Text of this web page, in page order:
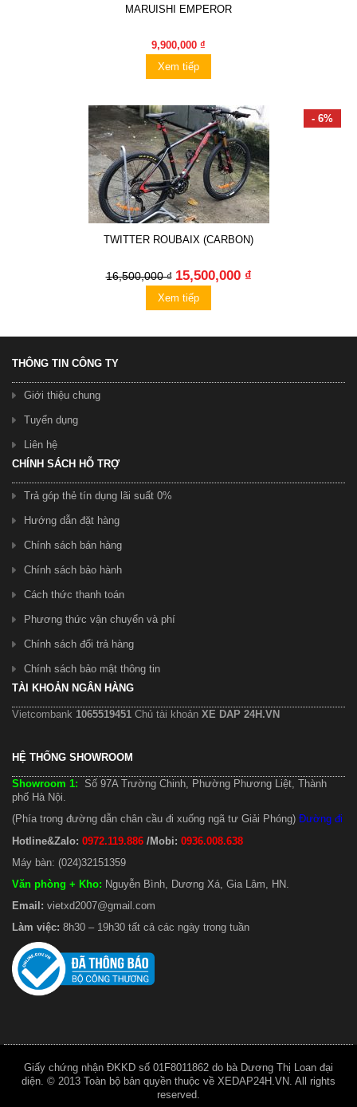
MARUISHI EMPEROR
9,900,000 ₫
Xem tiếp
- 6%
TWITTER ROUBAIX (CARBON)
16,500,000 ₫ 15,500,000 ₫
Xem tiếp
THÔNG TIN CÔNG TY
Giới thiệu chung
Tuyển dụng
Liên hệ
CHÍNH SÁCH HỖ TRỢ
Trả góp thẻ tín dụng lãi suất 0%
Hướng dẫn đặt hàng
Chính sách bán hàng
Chính sách bảo hành
Cách thức thanh toán
Phương thức vận chuyển và phí
Chính sách đổi trả hàng
Chính sách bảo mật thông tin
TÀI KHOẢN NGÂN HÀNG
Vietcombank 1065519451 Chủ tài khoản XE DAP 24H.VN
HỆ THỐNG SHOWROOM
Showroom 1: Số 97A Trường Chinh, Phường Phương Liệt, Thành
phố Hà Nội.
(Phía trong đường dẫn chân cầu đi xuống ngã tư Giải Phóng) Đường đi
Hotline&Zalo: 0972.119.886 /Mobi: 0936.008.638
Máy bàn: (024)32151359
Văn phòng + Kho: Nguyễn Bình, Dương Xá, Gia Lâm, HN.
Email: vietxd2007@gmail.com
Làm việc: 8h30 – 19h30 tất cả các ngày trong tuần
Giấy chứng nhận ĐKKD số 01F8011862 do bà Dương Thị Loan đại
diện. © 2013 Toàn bộ bản quyền thuộc về XEDAP24H.VN. All rights
reserved.